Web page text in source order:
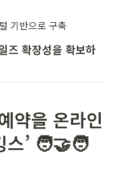
기반으로 구축
즈 확장성을 확보하
약을 온라인
스’ 🧑‍🤝‍🧑